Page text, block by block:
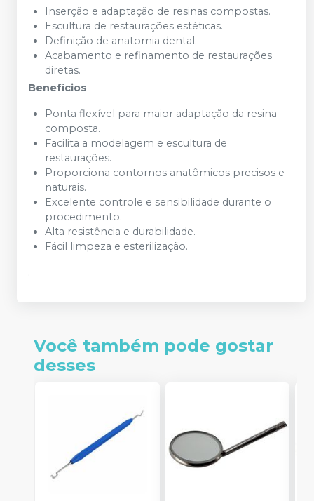
Inserção e adaptação de resinas compostas.
Escultura de restaurações estéticas.
Definição de anatomia dental.
Acabamento e refinamento de restaurações
diretas.
Benefícios
Ponta flexível para maior adaptação da resina
composta.
Facilita a modelagem e escultura de
restaurações.
Proporciona contornos anatômicos precisos e
naturais.
Excelente controle e sensibilidade durante o
procedimento.
Alta resistência e durabilidade.
Fácil limpeza e esterilização.
.
Você também pode gostar
desses